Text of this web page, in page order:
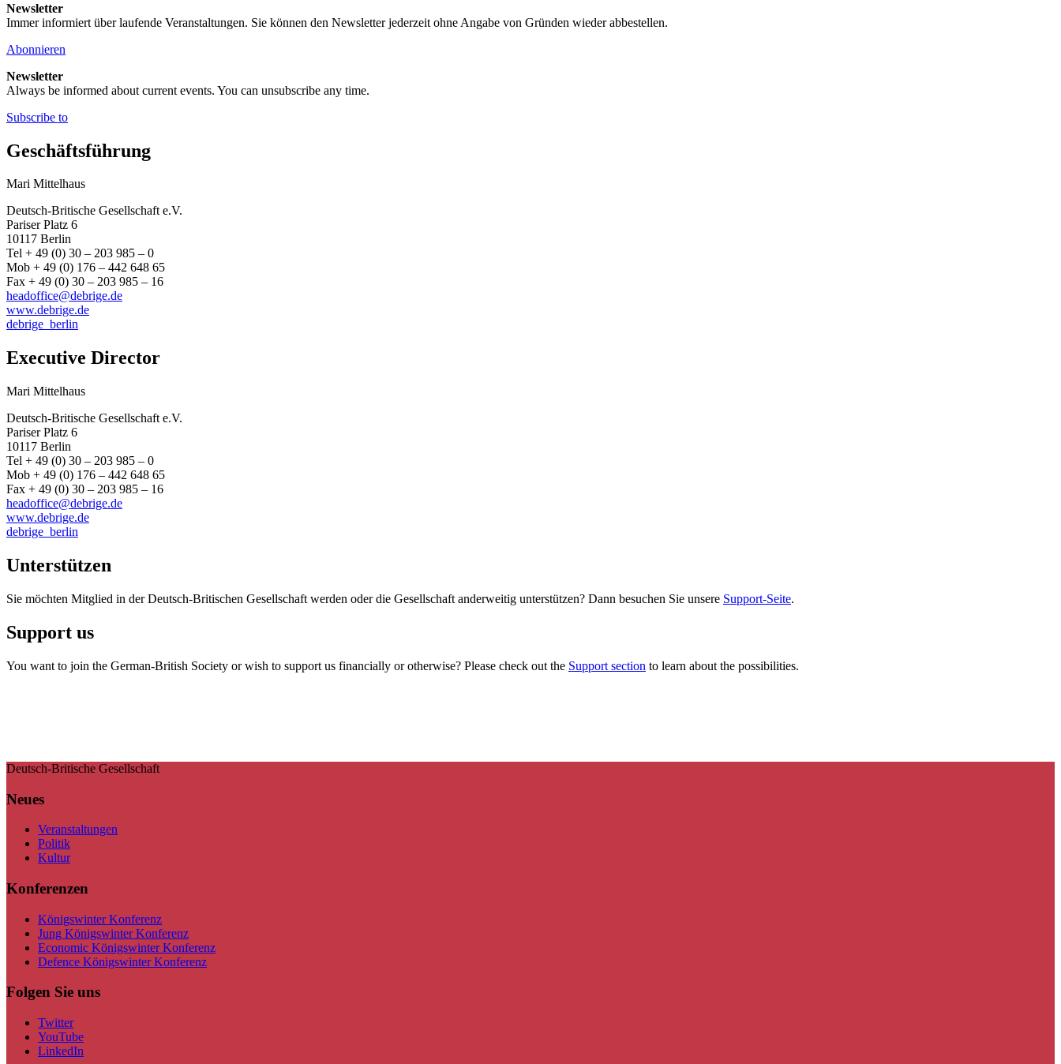
Newsletter
Immer informiert über laufende Veranstaltungen. Sie können den Newsletter jederzeit ohne Angabe von Gründen wieder abbestellen.
Abonnieren
Newsletter
Always be informed about current events. You can unsubscribe any time.
Subscribe to
Geschäftsführung
Mari Mittelhaus
Deutsch-Britische Gesellschaft e.V.
Pariser Platz 6
10117 Berlin
Tel + 49 (0) 30 – 203 985 – 0
Mob + 49 (0) 176 – 442 648 65
Fax + 49 (0) 30 – 203 985 – 16
headoffice@debrige.de
www.debrige.de
debrige_berlin
Executive Director
Mari Mittelhaus
Deutsch-Britische Gesellschaft e.V.
Pariser Platz 6
10117 Berlin
Tel + 49 (0) 30 – 203 985 – 0
Mob + 49 (0) 176 – 442 648 65
Fax + 49 (0) 30 – 203 985 – 16
headoffice@debrige.de
www.debrige.de
debrige_berlin
Unterstützen
Sie möchten Mitglied in der Deutsch-Britischen Gesellschaft werden oder die Gesellschaft anderweitig unterstützen? Dann besuchen Sie unsere Support-Seite.
Support us
You want to join the German-British Society or wish to support us financially or otherwise? Please check out the Support section to learn about the possibilities.
Deutsch-Britische Gesellschaft
Neues
Veranstaltungen
Politik
Kultur
Konferenzen
Königswinter Konferenz
Jung Königswinter Konferenz
Economic Königswinter Konferenz
Defence Königswinter Konferenz
Folgen Sie uns
Twitter
YouTube
LinkedIn